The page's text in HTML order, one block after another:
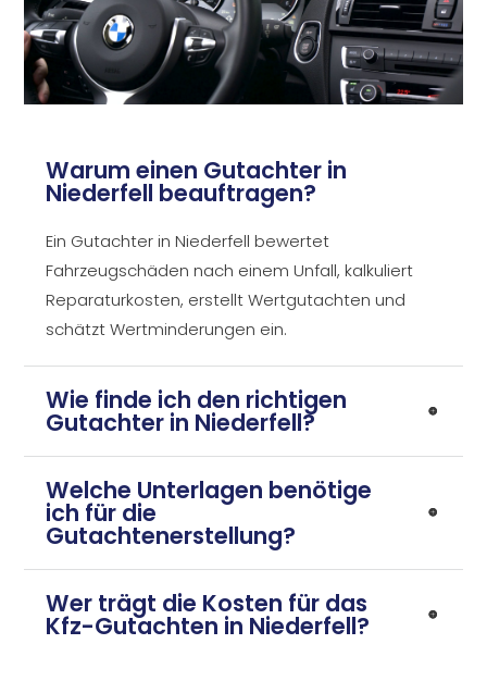
Warum einen Gutachter in
Niederfell beauftragen?
Ein Gutachter in Niederfell bewertet
Fahrzeugschäden nach einem Unfall, kalkuliert
Reparaturkosten, erstellt Wertgutachten und
schätzt Wertminderungen ein.
Wie finde ich den richtigen
Gutachter in Niederfell?
Welche Unterlagen benötige
ich für die
Gutachtenerstellung?
Wer trägt die Kosten für das
Kfz-Gutachten in Niederfell?